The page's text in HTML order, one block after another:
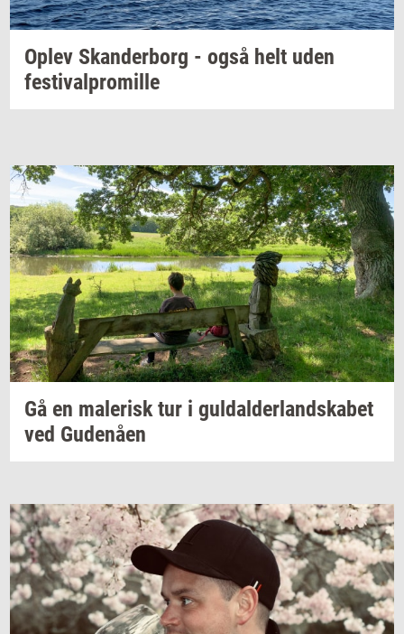
Oplev Skan­der­borg - også helt uden
festi­val­pro­mil­le
Gå en ma­le­risktur i gul­dal­der­land­ska­bet
ved Gu­denå­en